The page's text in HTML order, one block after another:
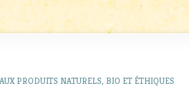
PRODUITS NATURELS, BIO ET ÉTHIQUES